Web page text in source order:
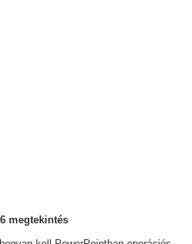
megtekintés